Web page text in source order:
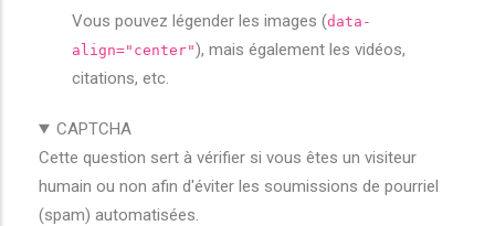
Vous pouvez légender les images (data-
align="center"), mais également les vidéos,
citations, etc.
CAPTCHA
Cette question sert à vérifier si vous êtes un visiteur
humain ou non afin d'éviter les soumissions de pourriel
(spam) automatisées.